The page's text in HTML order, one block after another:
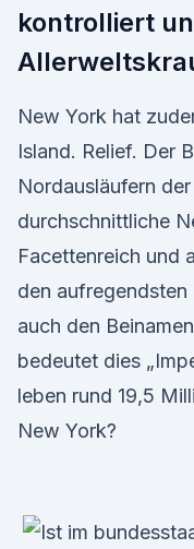
kontrolliert
New York hat
Island. Relief. Der
Nordausläufern
durchschnittliche
Facettenreich und
den
auch den
bedeutet dies
leben rund 19,5
New York?